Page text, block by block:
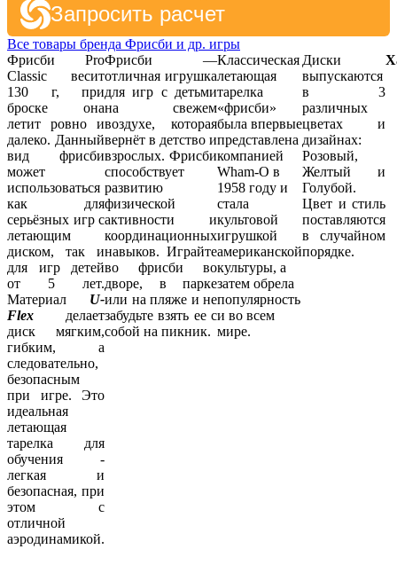
Запросить расчет
Все товары бренда Фрисби и др. игры
Фрисби Pro
Classic весит
130 г, при
броске она
летит ровно и
далеко. Данный
вид фрисби
может
использоваться
как для
серьёзных игр с
летающим
диском, так и
для игр детей
от 5 лет.
Материал U-
Flex делает
диск мягким,
гибким, а
следовательно,
безопасным
при игре. Это
идеальная
летающая
тарелка для
обучения -
легкая и
безопасная, при
этом с
отличной
аэродинамикой.
Фрисби —
отличная игрушка
для игр с детьми
на свежем
воздухе, которая
вернёт в детство и
взрослых. Фрисби
способствует
развитию
физической
активности и
координационных
навыков. Играйте
во фрисби во
дворе, в парке
или на пляже и не
забудьте взять ее с
собой на пикник.
Классическая
летающая
тарелка
«фрисби»
была впервые
представлена
компанией
Wham-O в
1958 году и
стала
культовой
игрушкой
американской
культуры, а
затем обрела
популярность
и во всем
мире.
Диски
выпускаются
в 3
различных
цветах и
дизайнах:
Розовый,
Желтый и
Голубой.
Цвет и стиль
поставляются
в случайном
порядке.